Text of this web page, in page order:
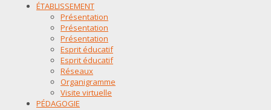
ÉTABLISSEMENT
Présentation
Présentation
Présentation
Esprit éducatif
Esprit éducatif
Réseaux
Organigramme
Visite virtuelle
PÉDAGOGIE